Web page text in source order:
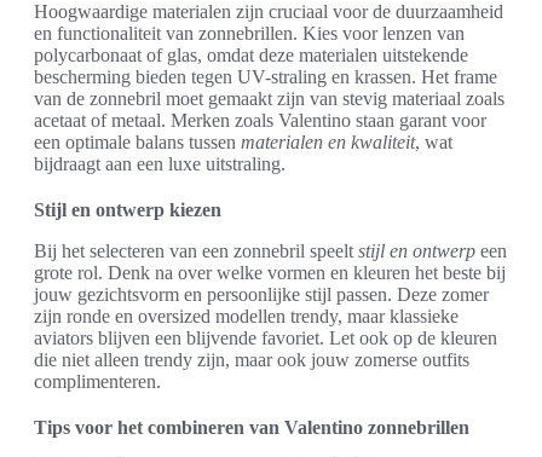
Hoogwaardige materialen zijn cruciaal voor de duurzaamheid
en functionaliteit van zonnebrillen. Kies voor lenzen van
polycarbonaat of glas, omdat deze materialen uitstekende
bescherming bieden tegen UV-straling en krassen. Het frame
van de zonnebril moet gemaakt zijn van stevig materiaal zoals
acetaat of metaal. Merken zoals Valentino staan garant voor
een optimale balans tussen materialen en kwaliteit, wat
bijdraagt aan een luxe uitstraling.
Stijl en ontwerp kiezen
Bij het selecteren van een zonnebril speelt stijl en ontwerp een
grote rol. Denk na over welke vormen en kleuren het beste bij
jouw gezichtsvorm en persoonlijke stijl passen. Deze zomer
zijn ronde en oversized modellen trendy, maar klassieke
aviators blijven een blijvende favoriet. Let ook op de kleuren
die niet alleen trendy zijn, maar ook jouw zomerse outfits
complimenteren.
Tips voor het combineren van Valentino zonnebrillen